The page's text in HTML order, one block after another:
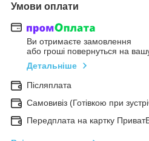
Умови оплати
Ви отримаєте замовлення
або гроші повернуться на
Детальніше
Післяплата
Самовивіз (Готівкою при
Передплата на картку